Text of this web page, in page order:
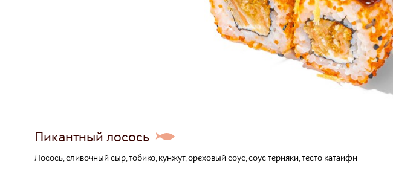
Пикантный лосось
Лосось, сливочный сыр, тобико, кунжут, ореховый соус, соус терияки, тесто катаифи